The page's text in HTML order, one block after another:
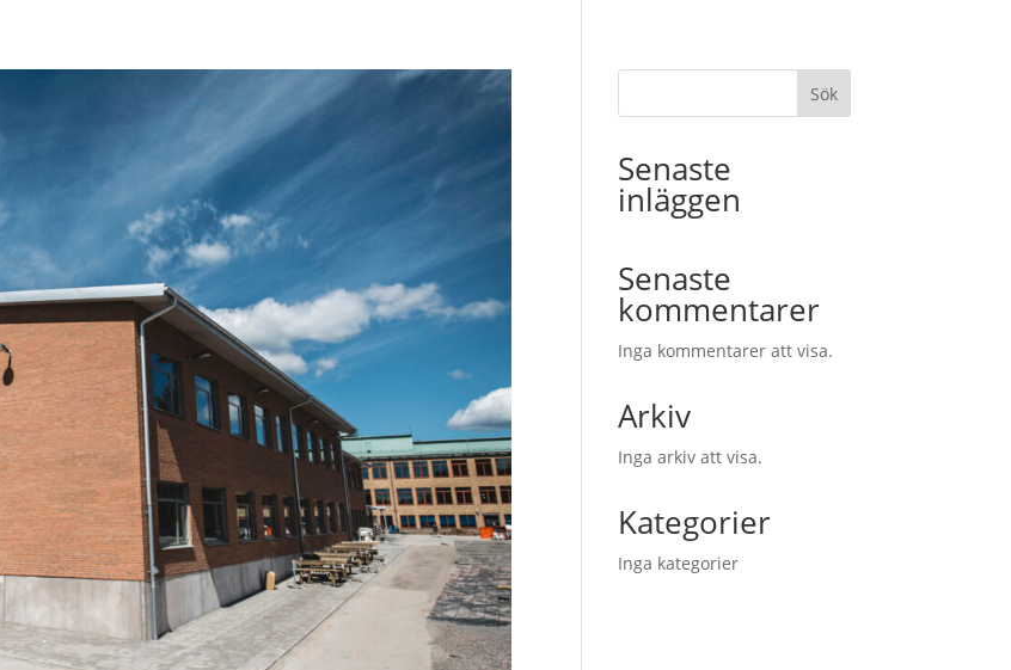
Sök
Senaste
inläggen
Senaste
kommentarer
Inga kommentarer att visa.
Arkiv
Inga arkiv att visa.
Kategorier
Inga kategorier